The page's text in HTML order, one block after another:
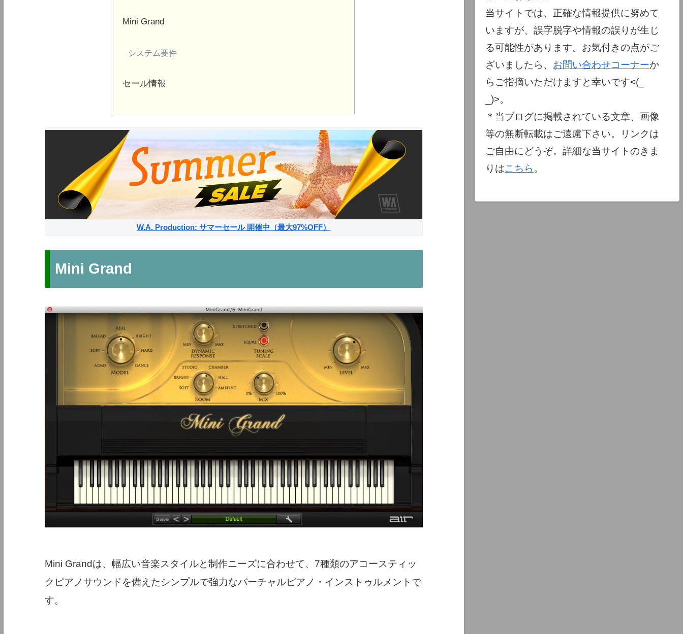
Mini Grand
システム要件
セール情報
W.A. Production: サマーセール 開催中（最大97%OFF）
Mini Grand
Mini Grandは、幅広い音楽スタイルと制作ニーズに合わせて、7種類のアコースティッ
クピアノサウンドを備えたシンプルで強力なバーチャルピアノ・インストゥルメントで
す。
当サイトでは、正確な情報提供に努めて
いますが、誤字脱字や情報の誤りが生じ
る可能性があります。お気付きの点がご
ざいましたら、 お問い合わせコーナーか
らご指摘いただけますと幸いです<(_
_)>。
＊当ブログに掲載されている文章、画像
等の無断転載はご遠慮下さい。リンクは
ご自由にどうぞ。詳細な当サイトのきま
りはこちら 。